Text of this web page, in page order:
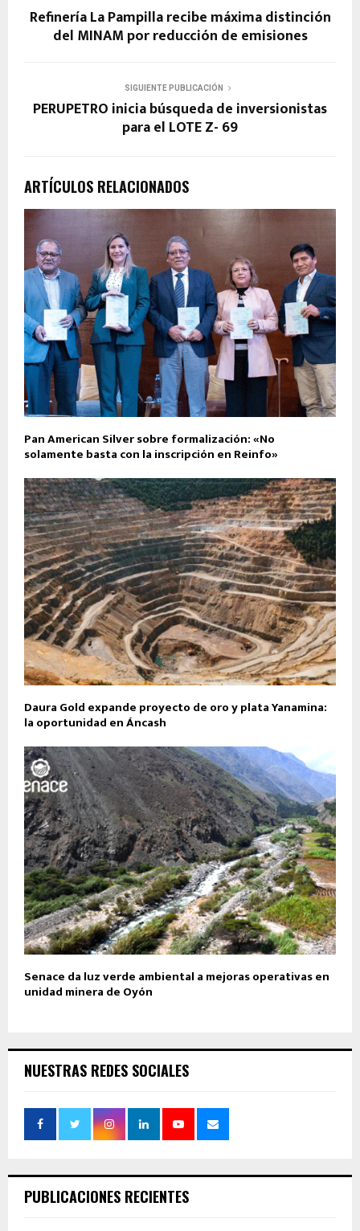
Refinería La Pampilla recibe máxima distinción
del MINAM por reducción de emisiones
SIGUIENTE PUBLICACIÓN
PERUPETRO inicia búsqueda de inversionistas
para el LOTE Z- 69
ARTÍCULOS RELACIONADOS
Pan American Silver sobre formalización: «No
solamente basta con la inscripción en Reinfo»
Daura Gold expande proyecto de oro y plata Yanamina:
la oportunidad en Áncash
Senace da luz verde ambiental a mejoras operativas en
unidad minera de Oyón
NUESTRAS REDES SOCIALES
PUBLICACIONES RECIENTES